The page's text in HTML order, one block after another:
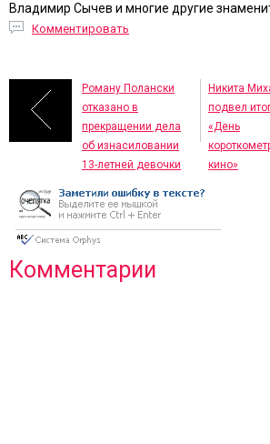
Владимир Сычев и многие другие
Комментировать
Роману Полански
отказано в
прекращении дела
об изнасиловании
13-летней девочки
Никита
подвел
«День
кино»
Комментарии